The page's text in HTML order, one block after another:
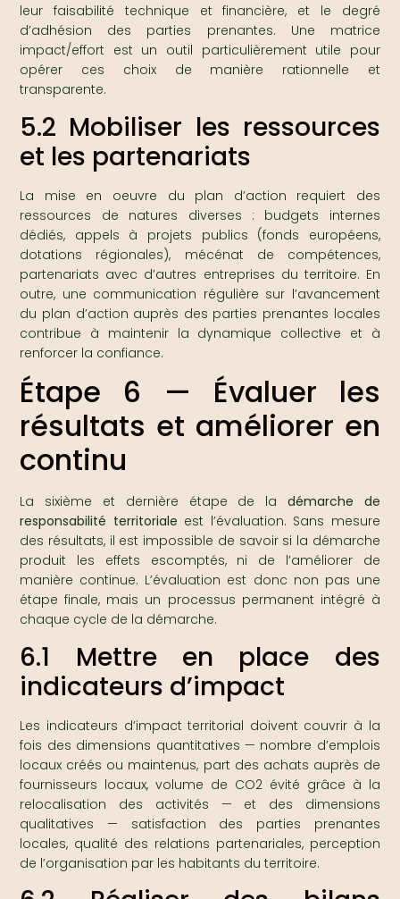
leur faisabilité technique et financière, et le degré
d’adhésion des parties prenantes. Une matrice
impact/effort est un outil particulièrement utile pour
opérer ces choix de manière rationnelle et
transparente.
5.2 Mobiliser les ressources
et les partenariats
La mise en oeuvre du plan d’action requiert des
ressources de natures diverses : budgets internes
dédiés, appels à projets publics (fonds européens,
dotations régionales), mécénat de compétences,
partenariats avec d’autres entreprises du territoire. En
outre, une communication régulière sur l’avancement
du plan d’action auprès des parties prenantes locales
contribue à maintenir la dynamique collective et à
renforcer la confiance.
Étape 6 — Évaluer les
résultats et améliorer en
continu
La sixième et dernière étape de la démarche de
responsabilité territoriale est l’évaluation. Sans mesure
des résultats, il est impossible de savoir si la démarche
produit les effets escomptés, ni de l’améliorer de
manière continue. L’évaluation est donc non pas une
étape finale, mais un processus permanent intégré à
chaque cycle de la démarche.
6.1 Mettre en place des
indicateurs d’impact
Les indicateurs d’impact territorial doivent couvrir à la
fois des dimensions quantitatives — nombre d’emplois
locaux créés ou maintenus, part des achats auprès de
fournisseurs locaux, volume de CO2 évité grâce à la
relocalisation des activités — et des dimensions
qualitatives — satisfaction des parties prenantes
locales, qualité des relations partenariales, perception
de l’organisation par les habitants du territoire.